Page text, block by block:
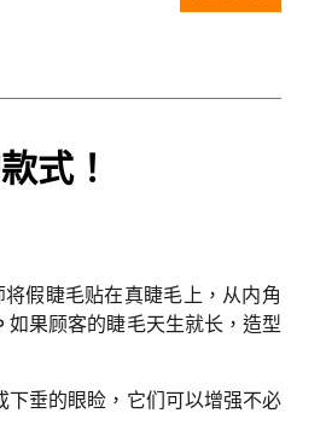
式！
假睫毛贴在真睫毛上，从内角
如果顾客的睫毛天生就长，造型
下垂的眼睑，它们可以增强不必